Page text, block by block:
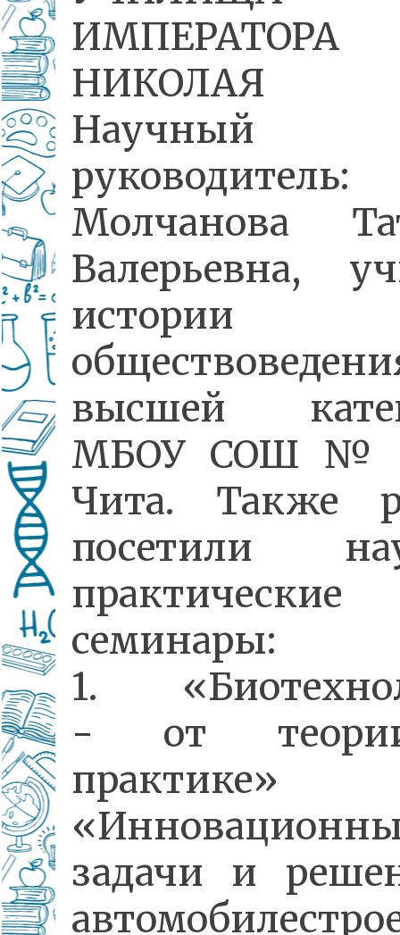
ИМПЕРАТОРА
Научный
руководитель:
Молчанова
Валерьевна,
высшей
МБОУ СОШ №
Чита. Также
посетили
практические
семинары:
1.
- от
задачи и